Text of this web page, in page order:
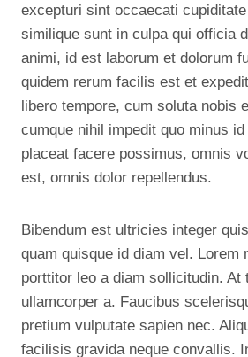
excepturi sint occaecati
similique sunt in culpa qui officia
animi, id est laborum et dolorum
quidem rerum facilis est et
libero tempore, cum soluta nobis
cumque nihil impedit quo minus
placeat facere possimus, omnis
est, omnis dolor repellendus.
Bibendum est ultricies integer
quam quisque id diam vel. Lorem
porttitor leo a diam sollicitudin. At
ullamcorper a. Faucibus
pretium vulputate sapien nec.
facilisis gravida neque convallis.